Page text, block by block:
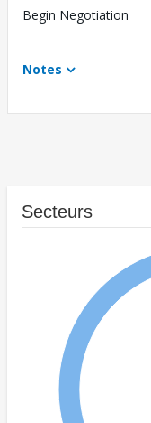
Begin Negotiation
Notes
Secteurs